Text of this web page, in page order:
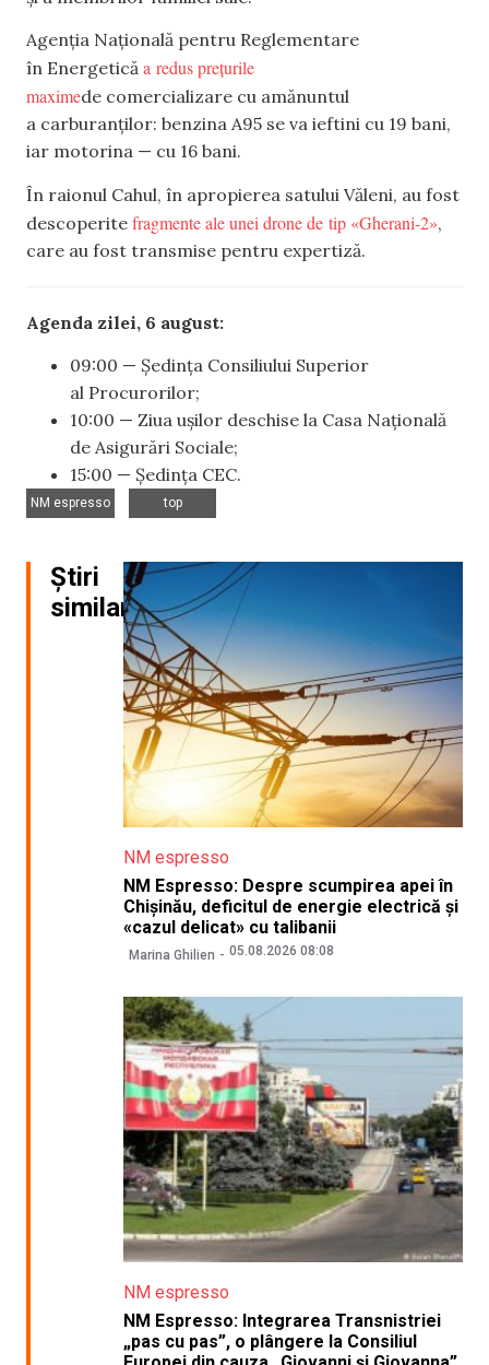
Agenția Națională pentru Reglementare
în Energetică a redus prețurile
maximede comercializare cu amănuntul
a carburanților: benzina A95 se va ieftini cu 19 bani,
iar motorina — cu 16 bani.
În raionul Cahul, în apropierea satului Văleni, au fost
descoperite fragmente ale unei drone de tip «Gherani-2»,
care au fost transmise pentru expertiză.
Agenda zilei, 6 august:
09:00 — Ședința Consiliului Superior
al Procurorilor;
10:00 — Ziua ușilor deschise la Casa Națională
de Asigurări Sociale;
15:00 — Ședința CEC.
NM espresso
top
Știri
similare
NM espresso
NM Espresso: Despre scumpirea apei în
Chișinău, deficitul de energie electrică și
«cazul delicat» cu talibanii
Marina Ghilien 05.08.2026 08:08
NM espresso
NM Espresso: Integrarea Transnistriei
„pas cu pas”, o plângere la Consiliul